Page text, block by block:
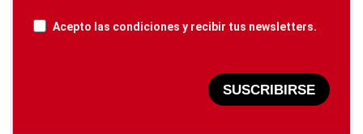
Acepto las condiciones y recibir tus newsletters.
SUSCRIBIRSE